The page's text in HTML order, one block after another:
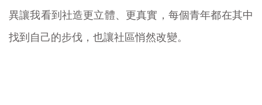
異讓我看到社造更立體、更真實，每個青年都在其中
找到自己的步伐，也讓社區悄然改變。